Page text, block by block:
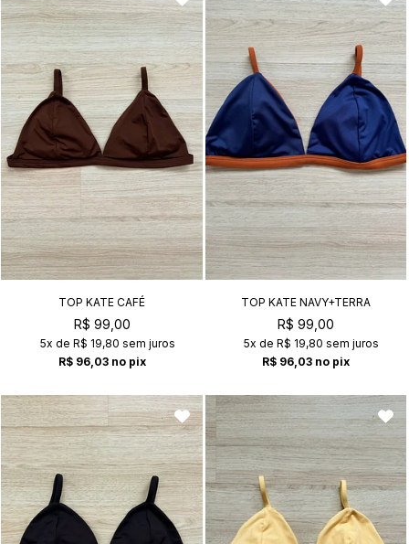
TOP KATE CAFÉ
R$ 99,00
5x de R$ 19,80 sem juros
R$ 96,03 no pix
TOP KATE NAVY+TERRA
R$ 99,00
5x deR$ 19,80 sem juros
R$ 96,03 no pix